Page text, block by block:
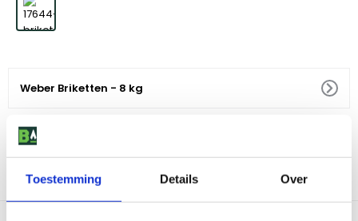
Toestemming Details Over
Weber Briketten - 8 kg
19,99
Voor 18:00 besteld, morgen in huis
Af te halen in 9 winkels